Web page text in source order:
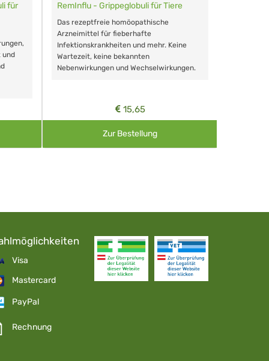
für
und
RemInflu - Grippeglobuli für Tiere
Das rezeptfreie homöopathische
Arzneimittel für fieberhafte
Infektionskrankheiten und mehr. Keine
Wartezeit, keine bekannten
Nebenwirkungen und Wechselwirkungen.
15,65
Zur Bestellung
Visa
Mastercard
PayPal
Rechnung